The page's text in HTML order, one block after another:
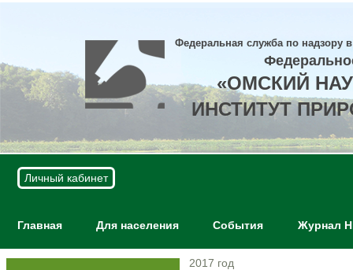
Федеральная служба по надзору
«ОМСКИЙ
ИНСТИТУТ
Личный кабинет
Главная Для населения События Журнал
2017 год